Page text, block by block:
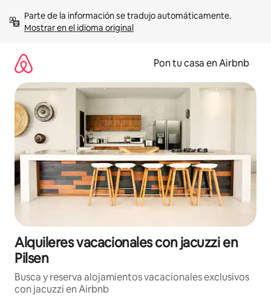
contenidoMostrar en el idioma original
Pon tu casa en Airbnb
Alquileres vacacionales con jacuzzi en
Pilsen
Busca y reserva alojamientos vacacionales exclusivos
con jacuzzi en Airbnb